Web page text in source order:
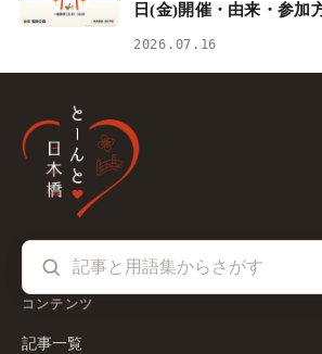
日(金)開催・由来・参加
2026.07.16
コンテンツ
記事一覧